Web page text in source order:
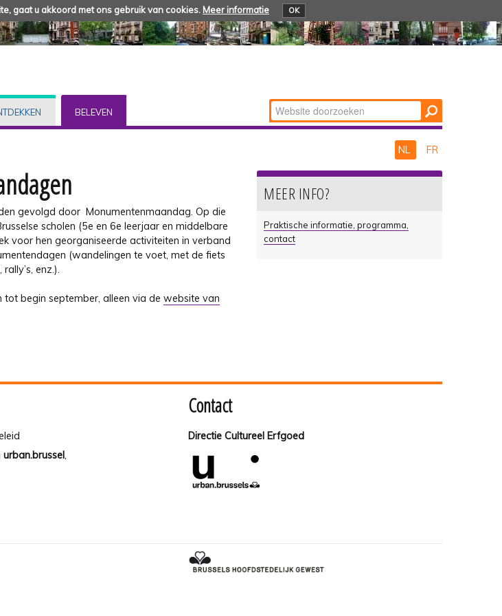
gaat u akkoord met ons gebruik van cookies. Meer informatie OK
BELEVEN Zoek
Geavanceerd
NL FR
gevolgd door Monumentenmaandag. Op die
scholen (5e en 6e leerjaar en middelbare
voor hen georganiseerde activiteiten in verband
(wandelingen te voet, met de fiets
enz.).
tot begin september, alleen via de website van
MEER INFO?
Praktische informatie, programma,
contact
urban.brussel,
Contact
Directie Cultureel Erfgoed